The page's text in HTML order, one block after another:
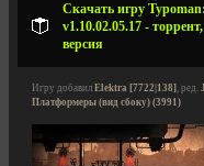
Скачать игру
v1.10.02.05.17 -
версия
Игру добавил Elektra [7722|138], ред.
Платформеры (вид сбоку) (3991)